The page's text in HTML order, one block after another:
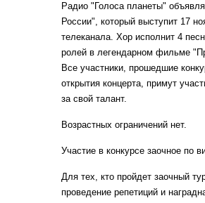
Радио "Голоса планеты"
России", который выступит 17
телеканала. Хор исполнит 4
ролей в легендарном фильме
Все участники, прошедшие
открытия концерта, примут
за свой талант.
Возрастных ограничений нет.
Участие в конкурсе заочное по
Для тех, кто пройдет заочный
проведение репетиций и